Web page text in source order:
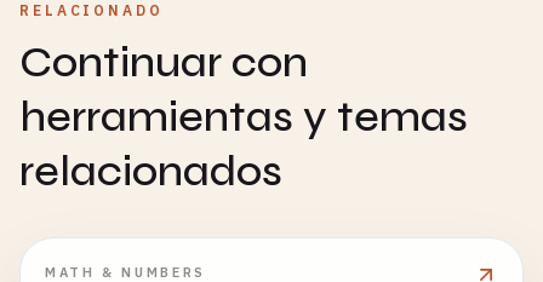
RELACIONADO
Continuar con
herramientas y temas
relacionados
MATH & NUMBERS